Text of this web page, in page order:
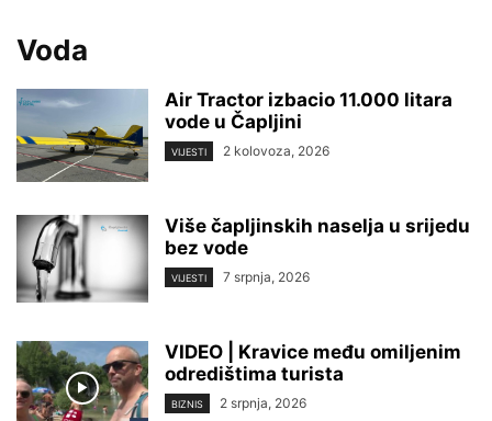
Voda
Air Tractor izbacio 11.000 litara
vode u Čapljini
VIJESTI 2 kolovoza, 2026
Više čapljinskih naselja u srijedu
bez vode
VIJESTI 7 srpnja, 2026
VIDEO | Kravice među omiljenim
odredištima turista
BIZNIS 2 srpnja, 2026